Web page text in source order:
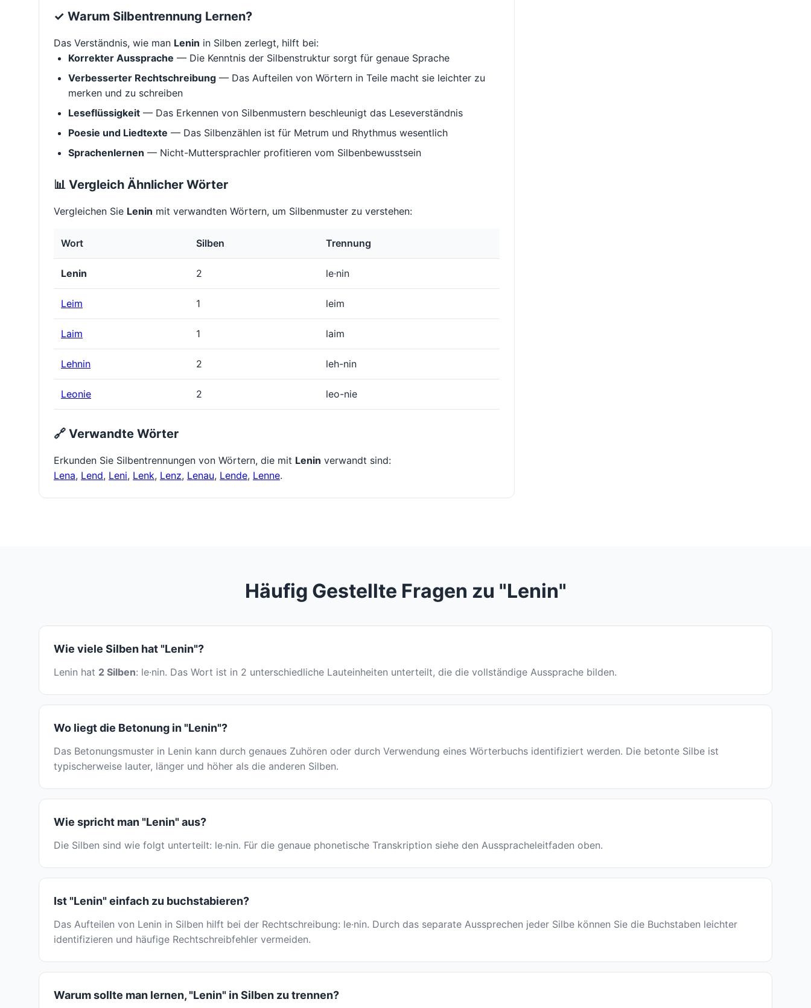
✓ Warum Silbentrennung Lernen?
Das Verständnis, wie man Lenin in Silben zerlegt, hilft bei:
Korrekter Aussprache — Die Kenntnis der Silbenstruktur sorgt für genaue Sprache
Verbesserter Rechtschreibung — Das Aufteilen von Wörtern in Teile macht sie leichter zu
merken und zu schreiben
Leseflüssigkeit — Das Erkennen von Silbenmustern beschleunigt das Leseverständnis
Poesie und Liedtexte — Das Silbenzählen ist für Metrum und Rhythmus wesentlich
Sprachenlernen — Nicht-Muttersprachler profitieren vom Silbenbewusstsein
📊 Vergleich Ähnlicher Wörter
Vergleichen Sie Lenin mit verwandten Wörtern, um Silbenmuster zu verstehen:
Wort Silben Trennung
Lenin 2 le·nin
Leim 1 leim
Laim 1 laim
Lehnin 2 leh-nin
Leonie 2 leo-nie
🔗 Verwandte Wörter
Erkunden Sie Silbentrennungen von Wörtern, die mit Lenin verwandt sind:
Lena, Lend, Leni, Lenk, Lenz, Lenau, Lende, Lenne.
Häufig Gestellte Fragen zu "Lenin"
Wie viele Silben hat "Lenin"?
Lenin hat 2 Silben: le·nin. Das Wort ist in 2 unterschiedliche Lauteinheiten unterteilt, die die vollständige Aussprache bilden.
Wo liegt die Betonung in "Lenin"?
Das Betonungsmuster in Lenin kann durch genaues Zuhören oder durch Verwendung eines Wörterbuchs identifiziert werden. Die betonte Silbe ist
typischerweise lauter, länger und höher als die anderen Silben.
Wie spricht man "Lenin" aus?
Die Silben sind wie folgt unterteilt: le·nin. Für die genaue phonetische Transkription siehe den Ausspracheleitfaden oben.
Ist "Lenin" einfach zu buchstabieren?
Das Aufteilen von Lenin in Silben hilft bei der Rechtschreibung: le·nin. Durch das separate Aussprechen jeder Silbe können Sie die Buchstaben leichter
identifizieren und häufige Rechtschreibfehler vermeiden.
Warum sollte man lernen, "Lenin" in Silben zu trennen?